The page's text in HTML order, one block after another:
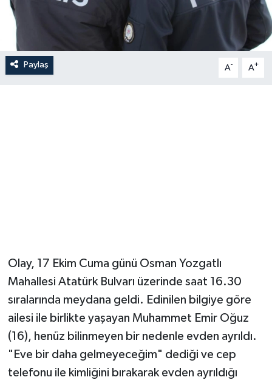
Paylaş A- A+
Olay, 17 Ekim Cuma günü Osman Yozgatlı
Mahallesi Atatürk Bulvarı üzerinde saat 16.30
sıralarında meydana geldi. Edinilen bilgiye göre
ailesi ile birlikte yaşayan Muhammet Emir Oğuz
(16), henüz bilinmeyen bir nedenle evden ayrıldı.
"Eve bir daha gelmeyeceğim" dediği ve cep
telefonu ile kimliğini bırakarak evden ayrıldığı